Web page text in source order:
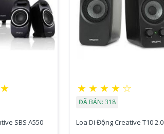
★
SBS A550
★ ★ ★ ★ ☆
ĐÃ BÁN: 318
Loa Di Động Creative T10 2.0